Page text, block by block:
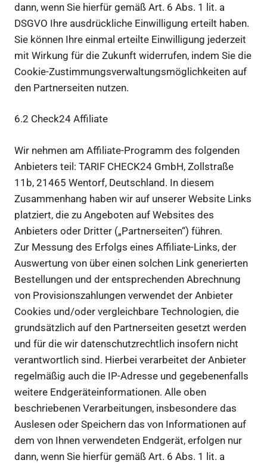
dann, wenn Sie hierfür gemäß Art. 6 Abs. 1 lit. a
DSGVO Ihre ausdrückliche Einwilligung erteilt haben.
Sie können Ihre einmal erteilte Einwilligung jederzeit
mit Wirkung für die Zukunft widerrufen, indem Sie die
Cookie-Zustimmungsverwaltungsmöglichkeiten auf
den Partnerseiten nutzen.
6.2 Check24 Affiliate
Wir nehmen am Affiliate-Programm des folgenden
Anbieters teil: TARIF CHECK24 GmbH, Zollstraße
11b, 21465 Wentorf, Deutschland. In diesem
Zusammenhang haben wir auf unserer Website Links
platziert, die zu Angeboten auf Websites des
Anbieters oder Dritter („Partnerseiten“) führen.
Zur Messung des Erfolgs eines Affiliate-Links, der
Auswertung von über einen solchen Link generierten
Bestellungen und der entsprechenden Abrechnung
von Provisionszahlungen verwendet der Anbieter
Cookies und/oder vergleichbare Technologien, die
grundsätzlich auf den Partnerseiten gesetzt werden
und für die wir datenschutzrechtlich insofern nicht
verantwortlich sind. Hierbei verarbeitet der Anbieter
regelmäßig auch die IP-Adresse und gegebenenfalls
weitere Endgeräteinformationen. Alle oben
beschriebenen Verarbeitungen, insbesondere das
Auslesen oder Speichern das von Informationen auf
dem von Ihnen verwendeten Endgerät, erfolgen nur
dann, wenn Sie hierfür gemäß Art. 6 Abs. 1 lit. a